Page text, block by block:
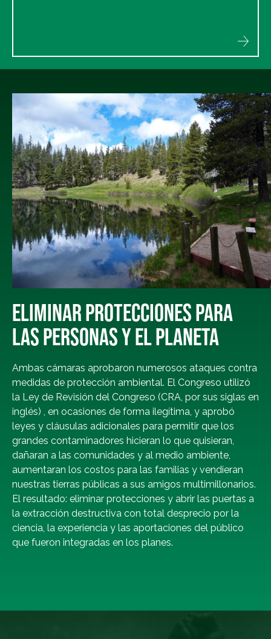
ELIMINAR PROTECCIONES PARA
LAS PERSONAS Y EL PLANETA
Ambas cámaras aprobaron numerosos ataques contra
medidas de protección ambiental. El Congreso utilizó
la Ley de Revisión del Congreso (CRA, por sus siglas en
inglés) , en ocasiones de forma ilegítima, y aprobó
leyes y cláusulas adicionales para permitir que los
grandes contaminadores hicieran lo que quisieran,
dañaran a las comunidades y al medio ambiente,
aumentaran los costos para las familias y vendieran
nuestras tierras públicas a sus amigos multimillonarios.
El resultado: eliminar protecciones y abrir las puertas a
la extracción destructiva con total desprecio por la
ciencia, la experiencia y las aportaciones del público
que fueron integradas en los planes.